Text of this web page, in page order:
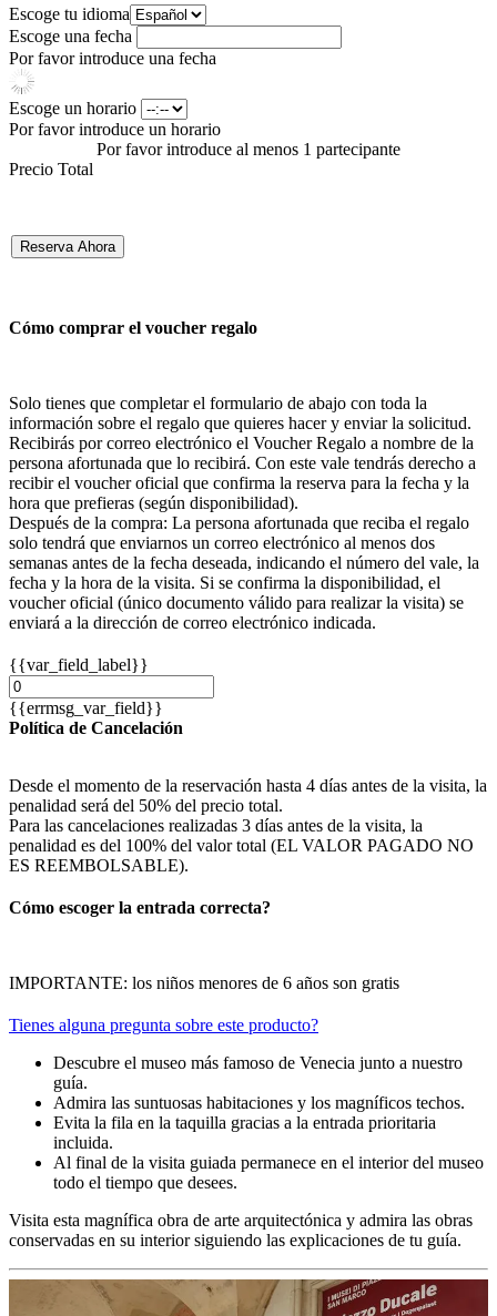
Escoge tu idioma
Escoge una fecha
Por favor introduce una fecha
Escoge un horario
Por favor introduce un horario
Por favor introduce al menos 1 partecipante
Precio Total
Reserva Ahora
Cómo comprar el voucher regalo
Solo tienes que completar el formulario de abajo con toda la
información sobre el regalo que quieres hacer y enviar la solicitud.
Recibirás por correo electrónico el Voucher Regalo a nombre de la
persona afortunada que lo recibirá. Con este vale tendrás derecho a
recibir el voucher oficial que confirma la reserva para la fecha y la
hora que prefieras (según disponibilidad).
Después de la compra: La persona afortunada que reciba el regalo
solo tendrá que enviarnos un correo electrónico al menos dos
semanas antes de la fecha deseada, indicando el número del vale, la
fecha y la hora de la visita. Si se confirma la disponibilidad, el
voucher oficial (único documento válido para realizar la visita) se
enviará a la dirección de correo electrónico indicada.
{{var_field_label}}
{{errmsg_var_field}}
Política de Cancelación
Desde el momento de la reservación hasta 4 días antes de la visita, la
penalidad será del 50% del precio total.
Para las cancelaciones realizadas 3 días antes de la visita, la
penalidad es del 100% del valor total (EL VALOR PAGADO NO
ES REEMBOLSABLE).
Cómo escoger la entrada correcta?
IMPORTANTE: los niños menores de 6 años son gratis
Tienes alguna pregunta sobre este producto?
Descubre el museo más famoso de Venecia junto a nuestro
guía.
Admira las suntuosas habitaciones y los magníficos techos.
Evita la fila en la taquilla gracias a la entrada prioritaria
incluida.
Al final de la visita guiada permanece en el interior del museo
todo el tiempo que desees.
Visita esta magnífica obra de arte arquitectónica y admira las obras
conservadas en su interior siguiendo las explicaciones de tu guía.